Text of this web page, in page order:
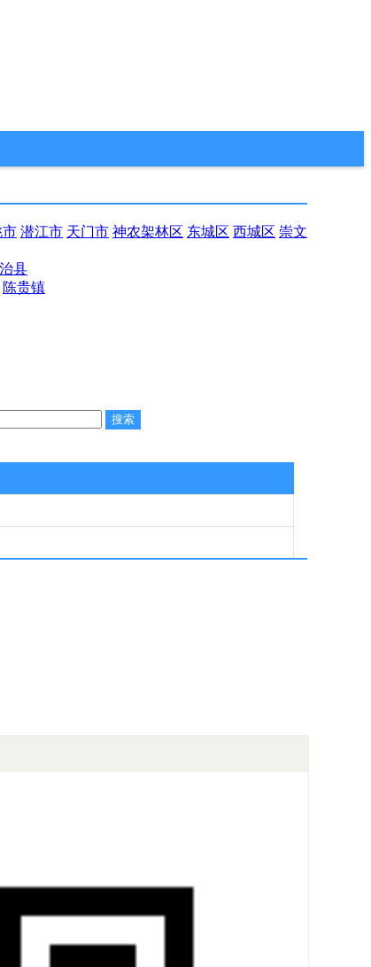
市 潜江市 天门市 神农架林区 东城区 西城区 崇文
县
陈贵镇